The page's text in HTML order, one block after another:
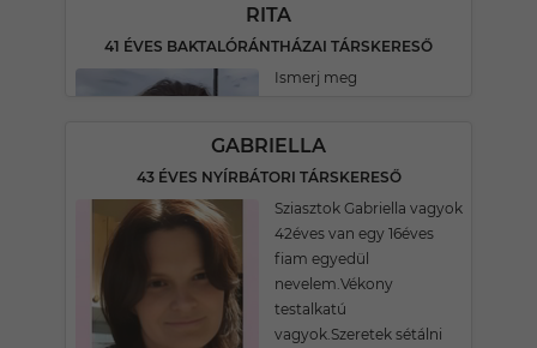
RITA
41 ÉVES BAKTALÓRÁNTHÁZAI TÁRSKERESŐ
Ismerj meg
GABRIELLA
43 ÉVES NYÍRBÁTORI TÁRSKERESŐ
Sziasztok Gabriella vagyok
42éves van egy 16éves
fiam egyedül
nevelem.Vékony
testalkatú
vagyok.Szeretek sétálni